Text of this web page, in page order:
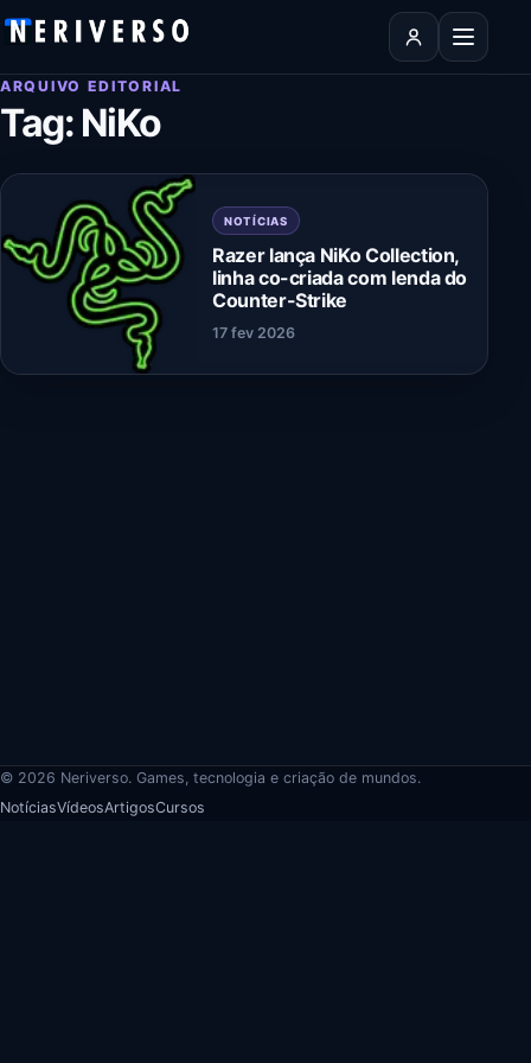
Pular para o conteúdo
Abrir
ARQUIVO EDITORIAL
Tag: NiKo
NOTÍCIAS
Razer lança NiKo Collection,
linha co-criada com lenda do
Counter-Strike
17 fev 2026
© 2026 Neriverso. Games, tecnologia e criação de mundos.
NotíciasVídeosArtigosCursos